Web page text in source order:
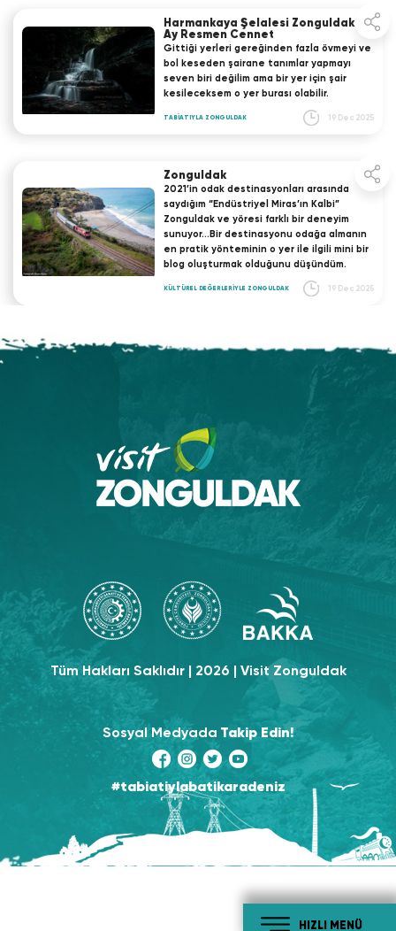
HIZLI MENÜ
Harmankaya Şelalesi Zonguldak -
Ay Resmen Cennet
Gittiği yerleri gereğinden fazla övmeyi ve
bol keseden şairane tanımlar yapmayı
seven biri değilim ama bir yer için şair
kesileceksem o yer burası olabilir.
TABİATIYLA ZONGULDAK 19 Dec 2025
Zonguldak
2021’in odak destinasyonları arasında
saydığım “Endüstriyel Miras’ın Kalbi”
Zonguldak ve yöresi farklı bir deneyim
sunuyor…Bir destinasyonu odağa almanın
en pratik yönteminin o yer ile ilgili mini bir
blog oluşturmak olduğunu düşündüm.
KÜLTÜREL DEĞERLERİYLE ZONGULDAK 19 Dec 2025
Tüm Hakları Saklıdır | 2026 | Visit Zonguldak
Sosyal Medyada Takip Edin!
#tabiatiylabatikaradeniz